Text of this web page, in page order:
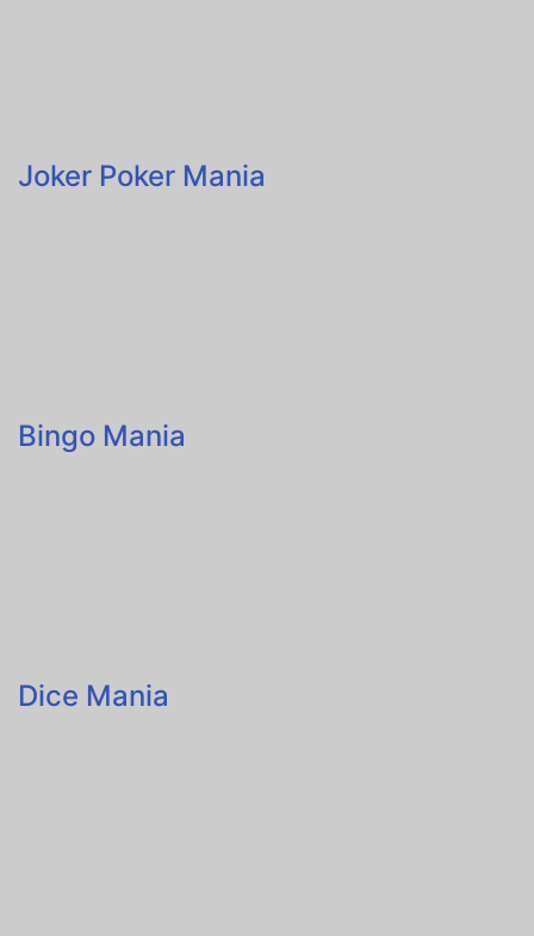
Joker Poker Mania
Bingo Mania
Dice Mania